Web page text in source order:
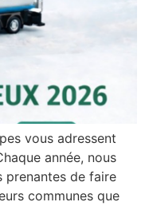
vous adressent
année, nous
prenantes de faire
communes que